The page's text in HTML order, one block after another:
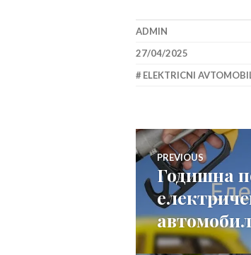
ADMIN
27/04/2025
ELEKTRICNI
на
напис
PREVIOUS
Previous
post:
Годишна
автомобил